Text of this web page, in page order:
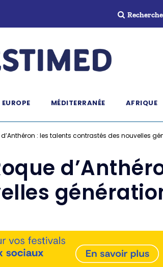
Recherche
EUROPE MÉDITERRANÉE AFRIQUE
: les talents contrastés des nouvelles